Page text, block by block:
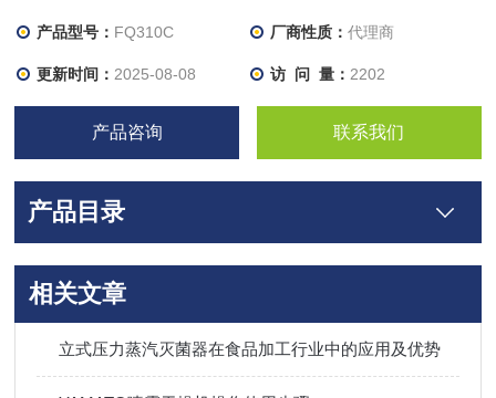
产品型号： FQ310C 厂商性质： 代理商
更新时间： 2025-08-08 访 问 量： 2202
产品咨询 联系我们
产品目录
相关文章
立式压力蒸汽灭菌器在食品加工行业中的应用及优势